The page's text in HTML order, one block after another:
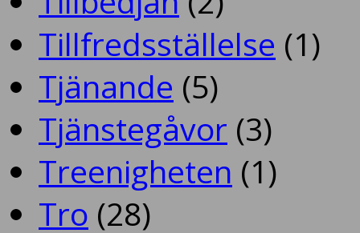
Tillfredsställelse (1)
Tjänande (5)
Tjänstegåvor (3)
Treenigheten (1)
Tro (28)